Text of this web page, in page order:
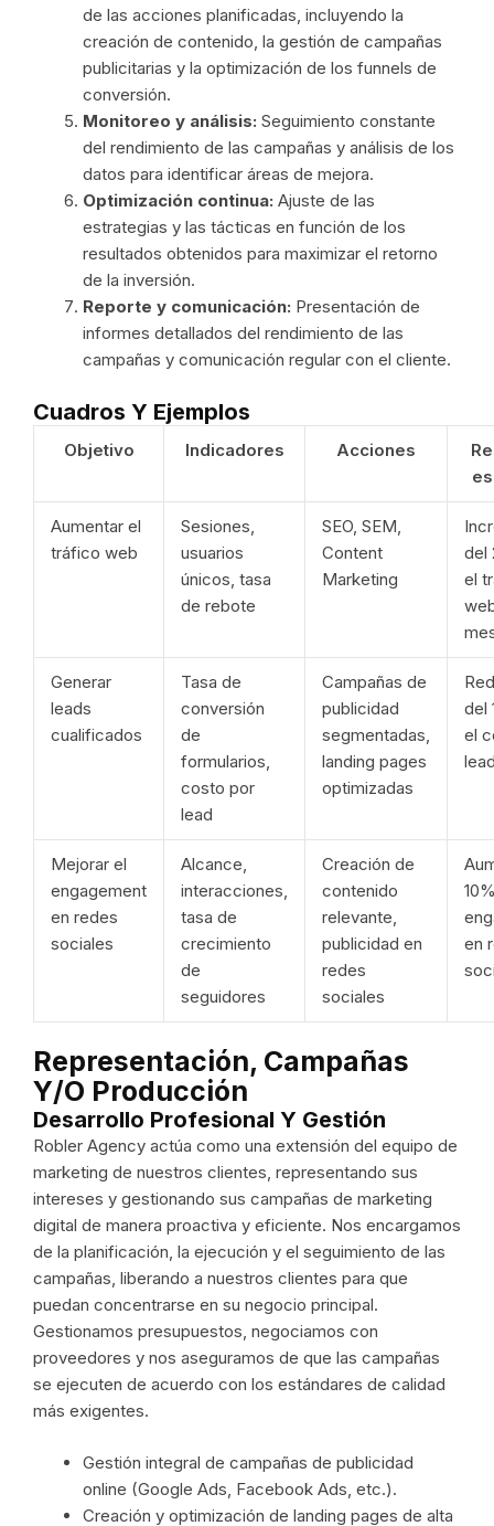
de las acciones planificadas, incluyendo la
creación de contenido, la gestión de campañas
publicitarias y la optimización de los funnels de
conversión.
Monitoreo y análisis: Seguimiento constante
del rendimiento de las campañas y análisis de los
datos para identificar áreas de mejora.
Optimización continua: Ajuste de las
estrategias y las tácticas en función de los
resultados obtenidos para maximizar el retorno
de la inversión.
Reporte y comunicación: Presentación de
informes detallados del rendimiento de las
campañas y comunicación regular con el cliente.
Cuadros Y Ejemplos
Objetivo Indicadores Acciones
Aumentar el
tráfico web
Sesiones,
usuarios
únicos, tasa
de rebote
SEO, SEM,
Content
Marketing
del
el
Generar
leads
cualificados
Tasa de
conversión
de
formularios,
costo por
lead
Campañas de
publicidad
segmentadas,
landing pages
optimizadas
del
el
Mejorar el
engagement
en redes
sociales
Alcance,
interacciones,
tasa de
crecimiento
de
seguidores
Creación de
contenido
relevante,
publicidad en
redes
sociales
en
Representación, Campañas
Y/o Producción
Desarrollo Profesional Y Gestión
Robler Agency actúa como una extensión del equipo de
marketing de nuestros clientes, representando sus
intereses y gestionando sus campañas de marketing
digital de manera proactiva y eficiente. Nos encargamos
de la planificación, la ejecución y el seguimiento de las
campañas, liberando a nuestros clientes para que
puedan concentrarse en su negocio principal.
Gestionamos presupuestos, negociamos con
proveedores y nos aseguramos de que las campañas
se ejecuten de acuerdo con los estándares de calidad
más exigentes.
Gestión integral de campañas de publicidad
online (Google Ads, Facebook Ads, etc.).
Creación y optimización de landing pages de alta